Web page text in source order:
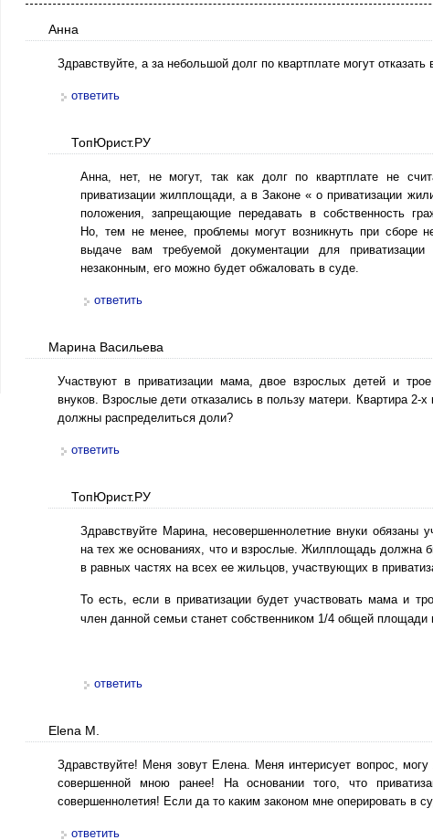
Анна
Здравствуйте, а за небольшой долг по квартплате могут отказать
ответить
ТопЮрист.РУ
Анна, нет, не могут, так как долг по квартплате не
приватизации жилплощади, а в Законе « о приватизации
положения, запрещающие передавать в собственность
Но, тем не менее, проблемы могут возникнуть при сборе
выдаче вам требуемой документации для приватизации
незаконным, его можно будет обжаловать в суде.
ответить
Марина Васильева
Участвуют в приватизации мама, двое взрослых детей и
внуков. Взрослые дети отказались в пользу матери. Квартира 2-
должны распределиться доли?
ответить
ТопЮрист.РУ
Здравствуйте Марина, несовершеннолетние внуки обязаны
на тех же основаниях, что и взрослые. Жилплощадь должна
в равных частях на всех ее жильцов, участвующих в
То есть, если в приватизации будет участвовать мама и
член данной семьи станет собственником 1/4 общей площади
ответить
Elena M.
Здравствуйте! Меня зовут Елена. Меня интерисует вопрос, могу
совершенной мною ранее! На основании того, что
совершеннолетия! Если да то каким законом мне оперировать в
ответить